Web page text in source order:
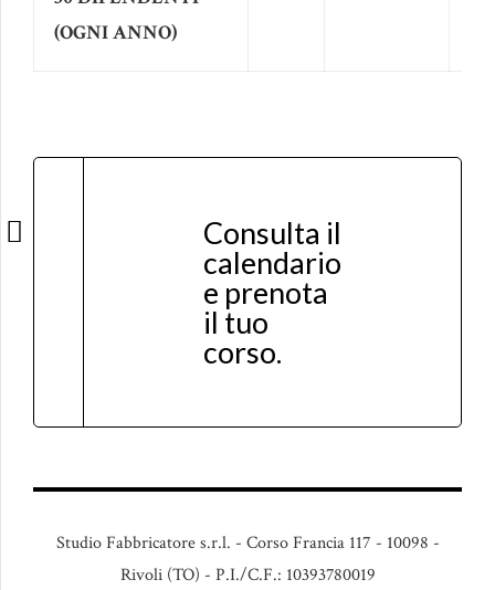
(OGNI ANNO)
Consulta il
calendario
e prenota
il tuo
corso.
Studio Fabbricatore s.r.l. - Corso Francia 117 - 10098 -
Rivoli (TO) - P.I./C.F.: 10393780019